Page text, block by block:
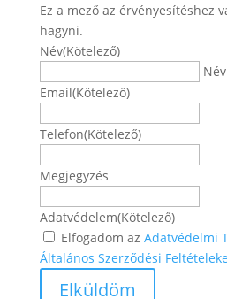
Ez a mező az érvényesítéshez
hagyni.
Név(Kötelező)
Név
Email(Kötelező)
Telefon(Kötelező)
Megjegyzés
Adatvédelem(Kötelező)
Elfogadom az Adatvédelmi
Általános Szerződési